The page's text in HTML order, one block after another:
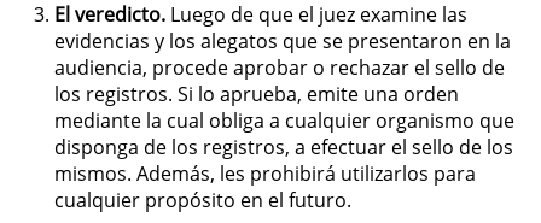
Domestic Violence
Child Abuse
Child Abduction
El veredicto. Luego de que el juez examine las
evidencias y los alegatos que se presentaron en la
audiencia, procede aprobar o rechazar el sello de
los registros. Si lo aprueba, emite una orden
mediante la cual obliga a cualquier organismo que
disponga de los registros, a efectuar el sello de los
mismos. Además, les prohibirá utilizarlos para
cualquier propósito en el futuro.